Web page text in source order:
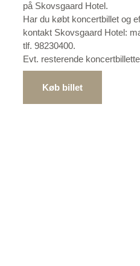
på Skovsgaard Hotel.
Har du købt koncertbillet og
kontakt Skovsgaard Hotel:
tlf. 98230400.
Evt. resterende
Køb billet